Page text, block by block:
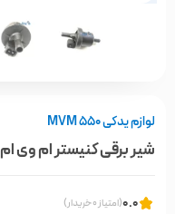
لوازم یدکی MVM 550
شیر برقی کنیستر ام وی ام 550 اصلی شرکتی
0.0(امتیاز 0 خریدار)